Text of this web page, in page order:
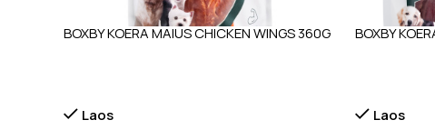
BOXBY KOERA MAIUS CHICKEN WINGS 360G
Laos
BOXBY
Laos